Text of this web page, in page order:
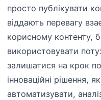
просто публікувати
віддають перевагу
корисному контенту,
використовувати
залишатися на крок
інноваційні рішення,
автоматизувати,